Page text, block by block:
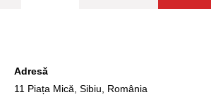
Adresă
11 Piața Mică, Sibiu, România